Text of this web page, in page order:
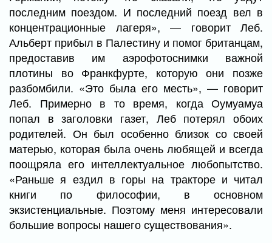
последним поездом. И последний поезд вел в
концентрационные лагеря», — говорит Леб.
Альберт прибыл в Палестину и помог британцам,
предоставив им аэрофотоснимки важной
плотины во Франкфурте, которую они позже
разбомбили. «Это была его месть», — говорит
Леб. Примерно в то время, когда Оумуамуа
попал в заголовки газет, Леб потерял обоих
родителей. Он был особенно близок со своей
матерью, которая была очень любящей и всегда
поощряла его интеллектуальное любопытство.
«Раньше я ездил в горы на тракторе и читал
книги по философии, в основном
экзистенциальные. Поэтому меня интересовали
большие вопросы нашего существования».